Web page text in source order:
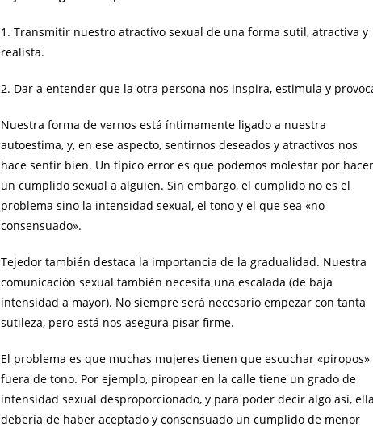
1. Transmitir nuestro atractivo sexual de una forma sutil, atractiva y
realista.
2. Dar a entender que la otra persona nos inspira, estimula y
Nuestra forma de vernos está íntimamente ligado a nuestra
autoestima, y, en ese aspecto, sentirnos deseados y atractivos nos
hace sentir bien. Un típico error es que podemos molestar por hacer
un cumplido sexual a alguien. Sin embargo, el cumplido no es el
problema sino la intensidad sexual, el tono y el que sea «no
consensuado».
Tejedor también destaca la importancia de la gradualidad. Nuestra
comunicación sexual también necesita una escalada (de baja
intensidad a mayor). No siempre será necesario empezar con tanta
sutileza, pero está nos asegura pisar firme.
El problema es que muchas mujeres tienen que escuchar «piropos»
fuera de tono. Por ejemplo, piropear en la calle tiene un grado de
intensidad sexual desproporcionado, y para poder decir algo así,
debería de haber aceptado y consensuado un cumplido de menor